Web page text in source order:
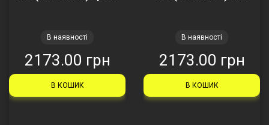
В наявності
2173.00 грн
В КОШИК
В наявності
2173.00 грн
В КОШИК